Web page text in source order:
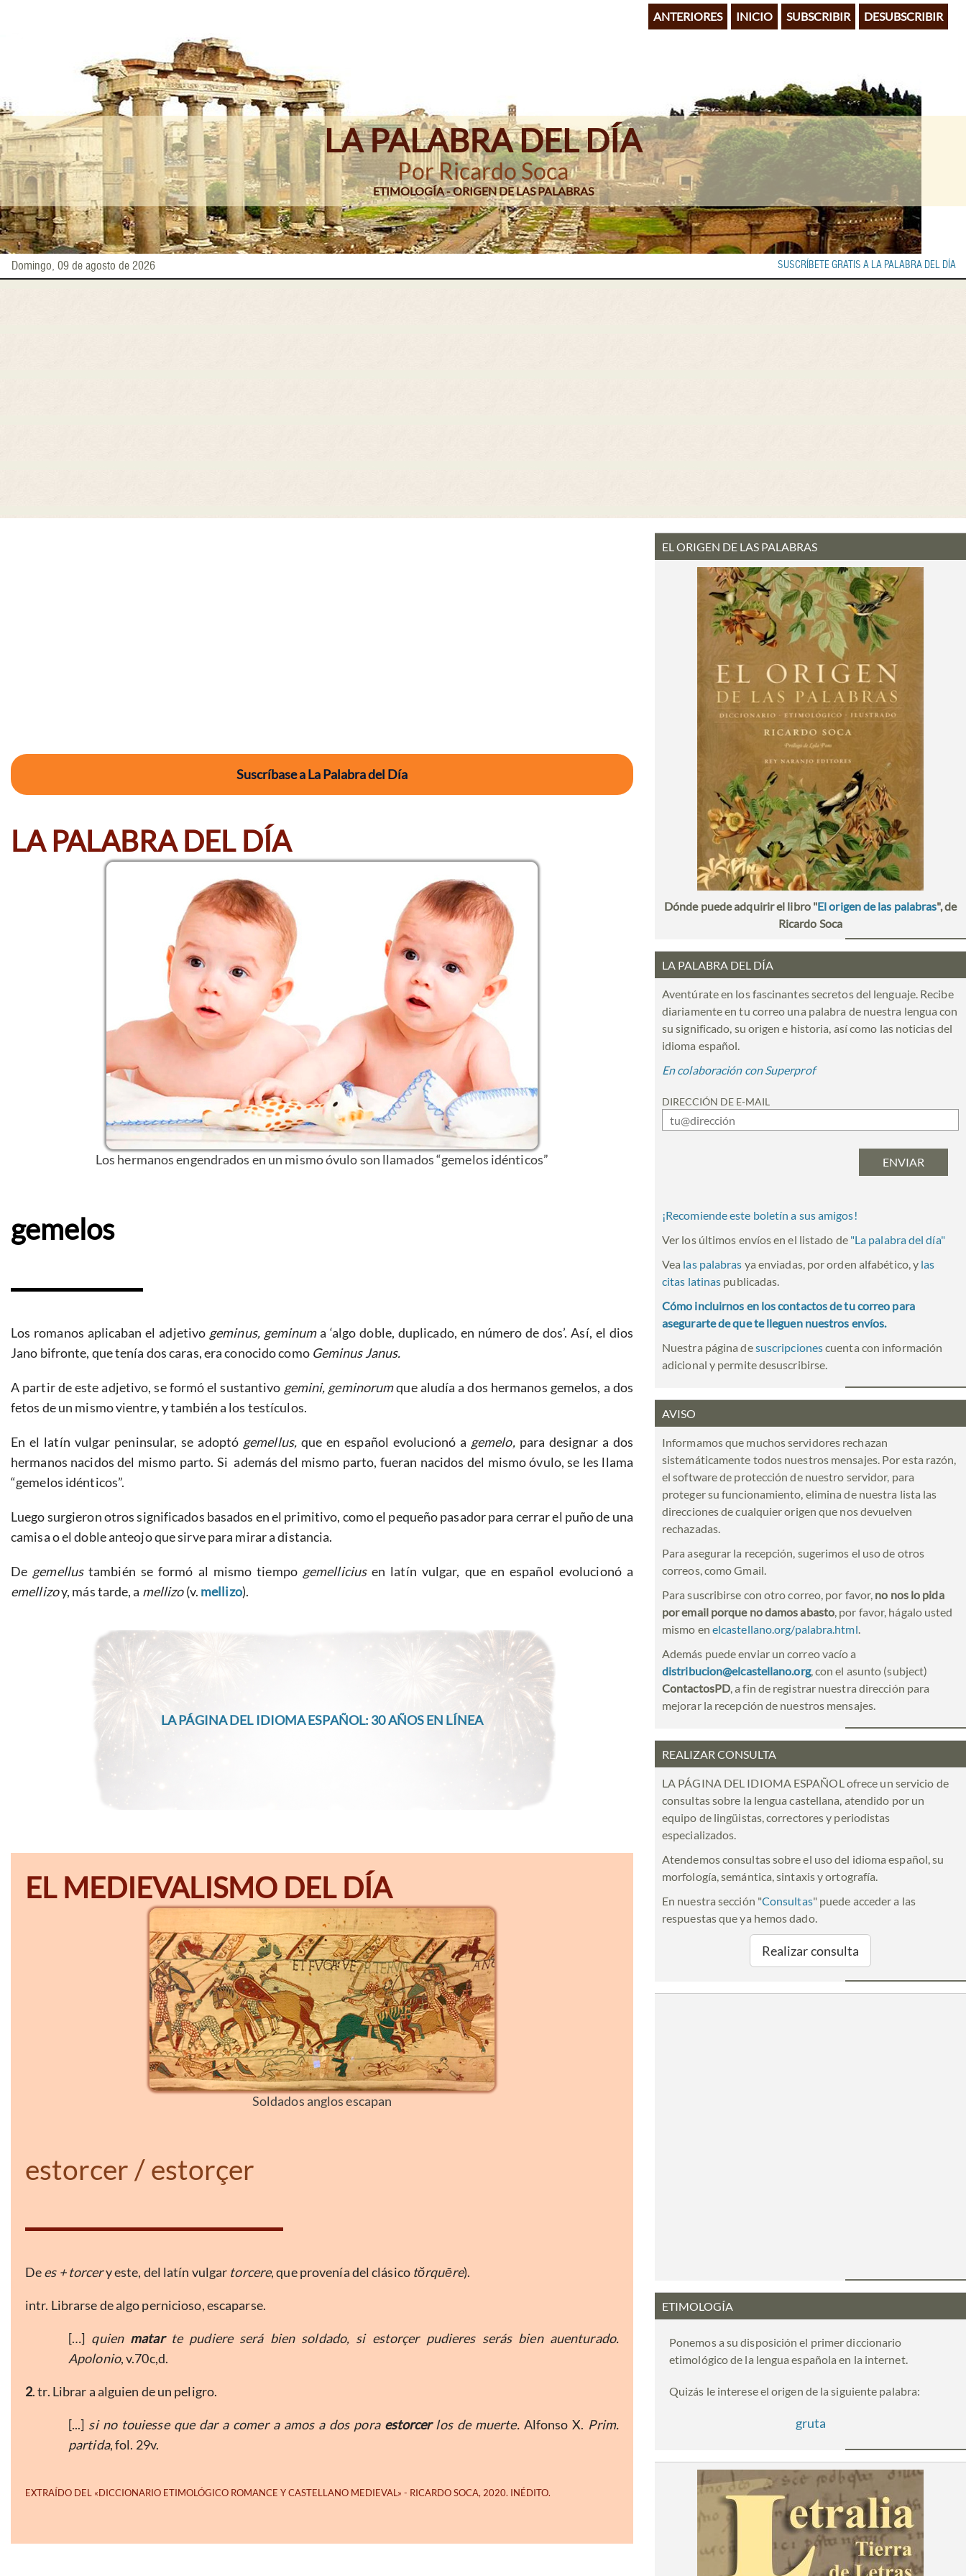
ANTERIORES INICIO SUBSCRIBIR DESUBSCRIBIR
LA PALABRA DEL DÍA
Por Ricardo Soca
ETIMOLOGÍA - ORIGEN DE LAS PALABRAS
Domingo, 09 de agosto de 2026 SUSCRÍBETE GRATIS A LA PALABRA DEL DÍA
Suscríbase a La Palabra del Día
LA PALABRA DEL DÍA
Los hermanos engendrados en un mismo óvulo son llamados “gemelos idénticos”
gemelos
Los romanos aplicaban el adjetivo geminus, geminuma ‘algo doble, duplicado, en número de dos’. Así, el dios
Jano bifronte, que tenía dos caras, era conocido como Geminus Janus.
A partir de este adjetivo, se formó el sustantivo gemini, geminorumque aludía a dos hermanos gemelos, a dos
fetos de un mismo vientre, y también a los testículos.
En el latín vulgar peninsular, se adoptó gemellus, que en español evolucionó a gemelo, para designar a dos
hermanos nacidos del mismo parto. Si además del mismo parto, fueran nacidos del mismo óvulo, se les llama
“gemelos idénticos”.
Luego surgieron otros significados basados en el primitivo, como el pequeño pasador para cerrar el puño de una
camisa o el doble anteojo que sirve para mirar a distancia.
De gemellustambién se formó al mismo tiempo gemelliciusen latín vulgar, que en español evolucionó a
emellizoy, más tarde, a mellizo(v. mellizo).
LA PÁGINA DEL IDIOMA ESPAÑOL: 30 AÑOS EN LÍNEA
EL MEDIEVALISMO DEL DÍA
Soldados anglos escapan
estorcer / estorçer
Dees + torcery este, del latín vulgar torcere, que provenía del clásicotŏrquēre).
intr. Librarse de algo pernicioso, escaparse.
[…] quien matar te pudiere será bien soldado, si estorçer pudieres serás bien auenturado.
Apolonio, v.70c,d.
2. tr. Librar a alguien de un peligro.
[...] si no touiesse que dar a comer a amos a dos pora estorcerlos de muerte. Alfonso X. Prim.
partida, fol. 29v.
EL ORIGEN DE LAS PALABRAS
Dónde puede adquirir el libro "El origen de las palabras", de
Ricardo Soca
LA PALABRA DEL DÍA
Aventúrate en los fascinantes secretos del lenguaje. Recibe
diariamente en tu correo una palabra de nuestra lengua con
su significado, su origen e historia, así como las noticias del
idioma español.
En colaboración con Superprof
DIRECCIÓN DE E-MAIL
¡Recomiende este boletín a sus amigos!
Ver los últimos envíos en el listado de "La palabra del día"
Vea las palabras ya enviadas, por orden alfabético, y las
citas latinas publicadas.
Cómo incluirnos en los contactos de tu correo para
asegurarte de que te lleguen nuestros envíos.
Nuestra página desuscripcionescuenta con información
adicional y permite desuscribirse.
AVISO
Informamos que muchos servidores rechazan
sistemáticamente todos nuestros mensajes. Por esta razón,
el software de protección de nuestro servidor, para
proteger su funcionamiento, elimina de nuestra lista las
direcciones de cualquier origen que nos devuelven
rechazadas.
Para asegurar la recepción, sugerimos el uso de otros
correos, como Gmail.
Para suscribirse con otro correo, por favor, no nos lo pida
por email porque no damos abasto, por favor, hágalo usted
mismo en elcastellano.org/palabra.html.
Además puede enviar un correo vacío a
distribucion@elcastellano.org, con el asunto (subject)
ContactosPD, a fin de registrar nuestra dirección para
mejorar la recepción de nuestros mensajes.
REALIZAR CONSULTA
LA PÁGINA DEL IDIOMA ESPAÑOL ofrece un servicio de
consultas sobre la lengua castellana, atendido por un
equipo de lingüistas, correctores y periodistas
especializados.
Atendemos consultas sobre el uso del idioma español, su
morfología, semántica, sintaxis y ortografía.
En nuestra sección "Consultas" puede acceder a las
respuestas que ya hemos dado.
Realizar consulta
ETIMOLOGÍA
Ponemos a su disposición el primer diccionario
etimológico de la lengua española en la internet.
Quizás le interese el origen de la siguiente palabra:
gruta